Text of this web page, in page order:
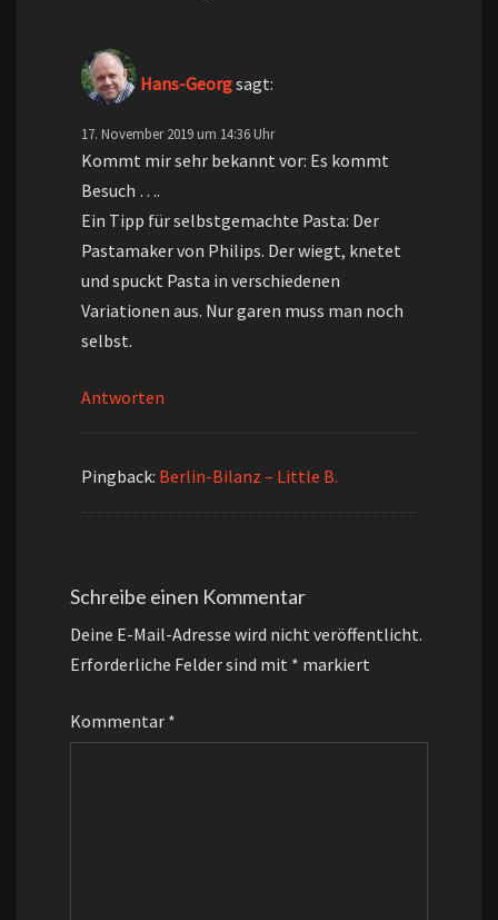
Hans-Georgsagt:
17. November 2019 um 14:36 Uhr
Kommt mir sehr bekannt vor: Es kommt
Besuch ….
Ein Tipp für selbstgemachte Pasta: Der
Pastamaker von Philips. Der wiegt, knetet
und spuckt Pasta in verschiedenen
Variationen aus. Nur garen muss man noch
selbst.
Antworten
Pingback: Berlin-Bilanz – Little B.
Schreibe einen Kommentar
Deine E-Mail-Adresse wird nicht veröffentlicht.
Erforderliche Felder sind mit * markiert
Kommentar *